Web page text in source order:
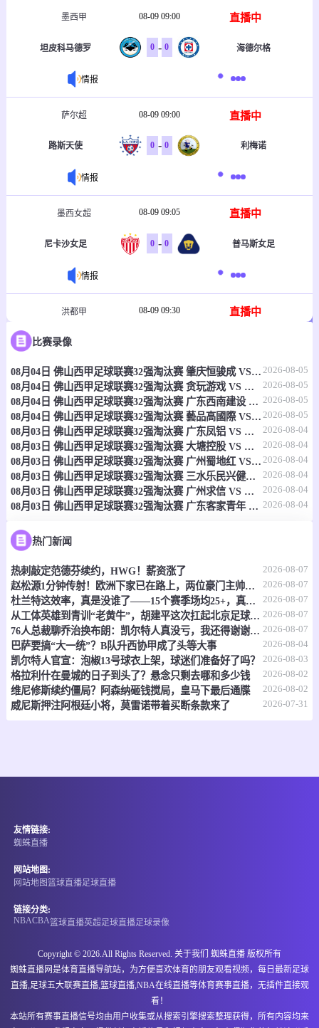
墨西甲 08-09 09:00 直播中
坦皮科马德罗 0 - 0 海德尔格
情报
萨尔超 08-09 09:00 直播中
路斯天使 0 - 0 利梅诺
情报
墨西女超 08-09 09:05 直播中
尼卡沙女足 0 - 0 普马斯女足
情报
洪都甲 08-09 09:30 直播中
伊斯柏纳
情报
巴马甲 08-09 09:30 直播中
乌梅西特 0 - 0 CD阿拉比
情报
美冠联 08-09 10:00 即将开始
蒙特雷湾
情报
美冠联 08-09 10:00 即将开始
奥兰治县布鲁斯 0 - 0 坦帕湾
情报
中北美杯 08-09 10:00 即将开始
羊绒工业
-
情报
08-09 11:00
比赛录像
08月04日 佛山西甲足球联赛32强淘汰赛 肇庆恒骏成 VS 三七互娱 全场录像 2026-08-05
08月04日 佛山西甲足球联赛32强淘汰赛 贪玩游戏 VS 美的薪火 全场录像 2026-08-05
08月04日 佛山西甲足球联赛32强淘汰赛 广东西南建设 VS 香港圣徒 全场录像 2026-08-05
08月04日 佛山西甲足球联赛32强淘汰赛 藝品高國際 VS 湛江狂狼·粵辉能源 全场录像 2026-08-05
08月03日 佛山西甲足球联赛32强淘汰赛 广东凤铝 VS 湛江八部科技 全场录像 2026-08-04
08月03日 佛山西甲足球联赛32强淘汰赛 大塘控股 VS 茂名市点都得 全场录像 2026-08-04
08月03日 佛山西甲足球联赛32强淘汰赛 广州蜀地红 VS 广州戴拿模 全场录像 2026-08-04
08月03日 佛山西甲足球联赛32强淘汰赛 三水乐民兴健力宝 VS 中国澳门澳科精英 全场录像 2026-08-04
08月03日 佛山西甲足球联赛32强淘汰赛 广州求信 VS 顺德新青年 全场录像 2026-08-04
08月03日 佛山西甲足球联赛32强淘汰赛 广东客家青年 VS 广州英华思力U17 全场录像 2026-08-04
热门新闻
热刺敲定范德芬续约，HWG！薪资涨了 2026-08-07
赵松源1分钟传射！欧洲下家已在路上，两位豪门主帅抢着夸 2026-08-07
杜兰特这效率，真是没谁了——15个赛季场均25+，真实命中率还飙到60% 2026-08-07
从工体英雄到青训“老黄牛”，胡建平这次扛起北京足球的旗 2026-08-07
76人总裁聊乔治换布朗：凯尔特人真没亏，我还得谢谢他们 2026-08-07
巴萨要搞“大一统”？B队升西协甲成了头等大事 2026-08-04
凯尔特人官宣：泡椒13号球衣上架，球迷们准备好了吗？ 2026-08-03
格拉利什在曼城的日子到头了？悬念只剩去哪和多少钱 2026-08-02
维尼修斯续约僵局？阿森纳砸钱搅局，皇马下最后通牒 2026-08-02
威尼斯押注阿根廷小将，莫雷诺带着买断条款来了 2026-07-31
友情链接:
蜘蛛直播
网站地图:
网站地图篮球直播足球直播
链接分类:
NBACBA篮球直播英超 足球直播足球录像
Copyright © 2026.All Rights Reserved. 关于我们 蜘蛛直播 版权所有
蜘蛛直播网是体育直播导航站，为方便喜欢体育的朋友观看视频，每日最新足球
直播,足球五大联赛直播,篮球直播,NBA在线直播等体育赛事直播，无插件直接观
看！
本站所有赛事直播信号均由用户收集或从搜索引擎搜索整理获得，所有内容均来